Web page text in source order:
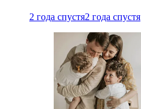
2 года спустя2 года спустя